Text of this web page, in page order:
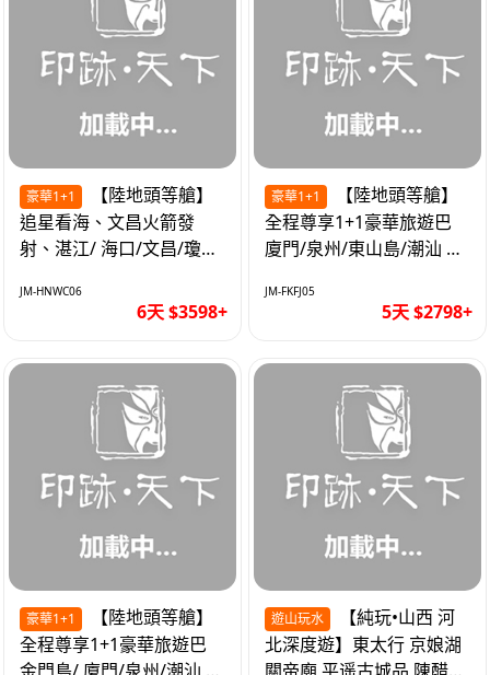
豪華1+1
追星看海、文昌火箭發
射、湛江/ 海口/文昌/瓊海/
優質6天
JM-HNWC06
6天 $3598+
豪華1+1
全程尊享1+1豪華旅遊巴
廈門/泉州/東山島/潮汕 精
JM-FKFJ05
5天 $2798+
豪華1+1
全程尊享1+1豪華旅遊巴
遊山玩水
北深度遊】東太行 京娘湖